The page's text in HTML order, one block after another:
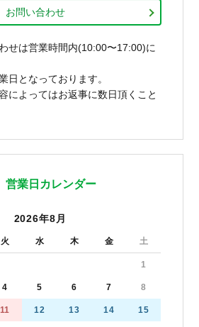
お問い合わせ
せは営業時間内(10:00〜17:00)に
日となっております。
によってはお返事に数日頂くこと
営業日カレンダー
2026年8月
火 水 木 金 土
1
4 5 6 7 8
11 12 13 14 15